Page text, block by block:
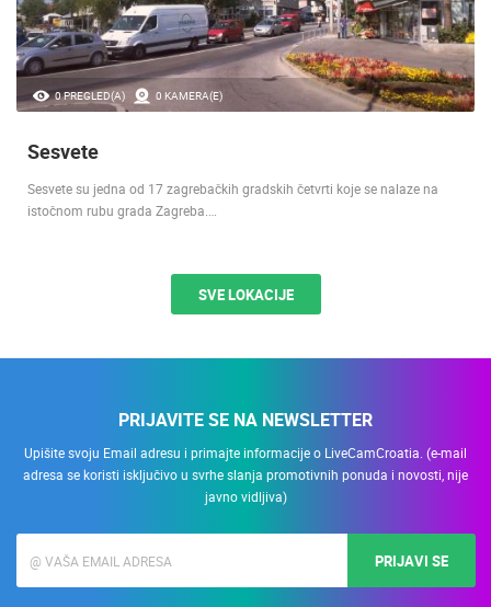
0 PREGLED(A) 0 KAMERA(E)
Sesvete
Sesvete su jedna od 17 zagrebačkih gradskih četvrti koje se nalaze na
istočnom rubu grada Zagreba.…
SVE LOKACIJE
PRIJAVITE SE NA NEWSLETTER
Upišite svoju Email adresu i primajte informacije o LiveCamCroatia. (e-mail
adresa se koristi isključivo u svrhe slanja promotivnih ponuda i novosti, nije
javno vidljiva)
PRIJAVI SE